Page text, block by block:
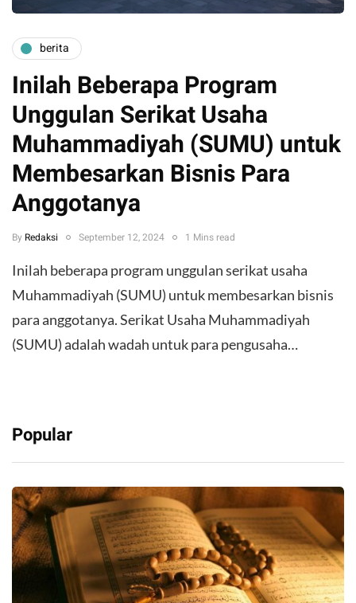
berita
Inilah Beberapa Program
Unggulan Serikat Usaha
Muhammadiyah (SUMU) untuk
Membesarkan Bisnis Para
Anggotanya
By Redaksi September 12, 2024 1 Mins read
Inilah beberapa program unggulan serikat usaha
Muhammadiyah (SUMU) untuk membesarkan bisnis
para anggotanya. Serikat Usaha Muhammadiyah
(SUMU) adalah wadah untuk para pengusaha…
Popular